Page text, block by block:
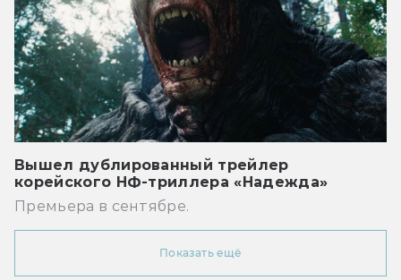
Вышел дублированный трейлер
корейского НФ-триллера «Надежда»
Премьера в сентябре.
Показать ещё